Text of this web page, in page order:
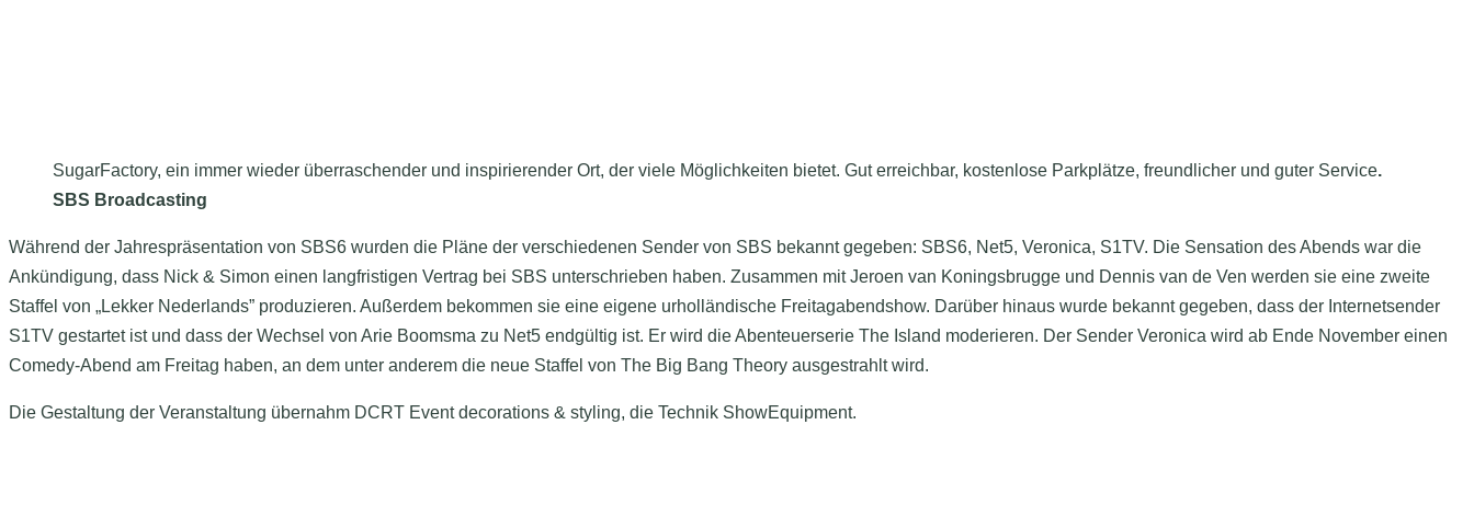
SugarFactory, ein immer wieder überraschender und inspirierender Ort, der viele Möglichkeiten bietet. Gut erreichbar, kostenlose Parkplätze, freundlicher und guter Service.
SBS Broadcasting
Während der Jahrespräsentation von SBS6 wurden die Pläne der verschiedenen Sender von SBS bekannt gegeben: SBS6, Net5, Veronica, S1TV. Die Sensation des Abends war die
Ankündigung, dass Nick & Simon einen langfristigen Vertrag bei SBS unterschrieben haben. Zusammen mit Jeroen van Koningsbrugge und Dennis van de Ven werden sie eine zweite
Staffel von „Lekker Nederlands” produzieren. Außerdem bekommen sie eine eigene urholländische Freitagabendshow. Darüber hinaus wurde bekannt gegeben, dass der Internetsender
S1TV gestartet ist und dass der Wechsel von Arie Boomsma zu Net5 endgültig ist. Er wird die Abenteuerserie The Island moderieren. Der Sender Veronica wird ab Ende November einen
Comedy-Abend am Freitag haben, an dem unter anderem die neue Staffel von The Big Bang Theory ausgestrahlt wird.
Die Gestaltung der Veranstaltung übernahm DCRT Event decorations & styling, die Technik ShowEquipment.